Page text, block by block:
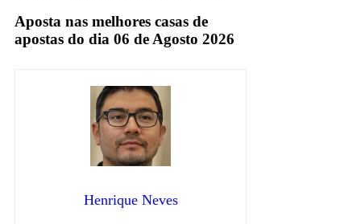
Aposta nas melhores casas de
apostas do dia 06 de Agosto 2026
Henrique Neves